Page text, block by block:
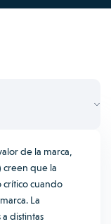
de la marca
creen que la
crítico cuando
La
distintas